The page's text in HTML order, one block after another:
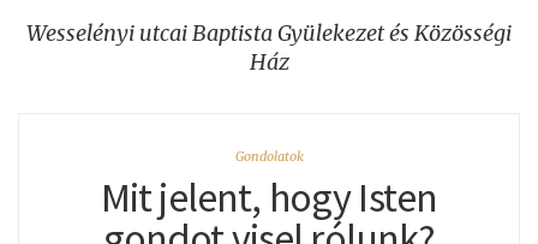
Wesselényi utcai Baptista Gyülekezet és Közösségi
Ház
Gondolatok
Mit jelent, hogy Isten